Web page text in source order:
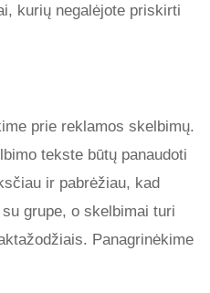
kurių negalėjote priskirti
prie reklamos skelbimų.
tekste būtų panaudoti
ir pabrėžiau, kad
grupe, o skelbimai turi
Panagrinėkime